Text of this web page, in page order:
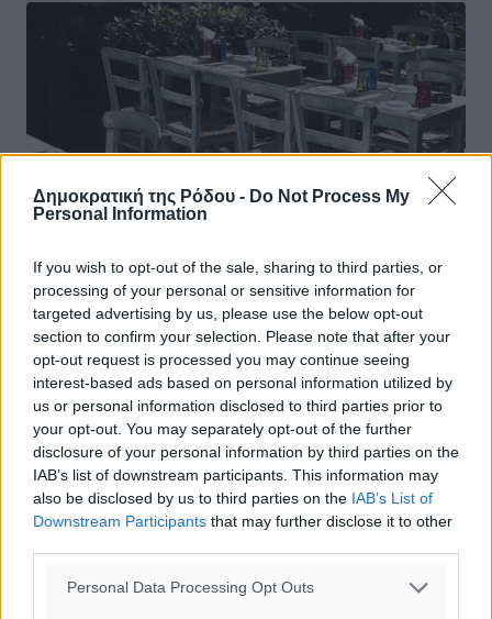
Δημοκρατική της Ρόδου - Do Not Process My
Personal Information
If you wish to opt-out of the sale, sharing to third parties, or
processing of your personal or sensitive information for
targeted advertising by us, please use the below opt-out
section to confirm your selection. Please note that after your
opt-out request is processed you may continue seeing
interest-based ads based on personal information utilized by
us or personal information disclosed to third parties prior to
your opt-out. You may separately opt-out of the further
disclosure of your personal information by third parties on the
IAB’s list of downstream participants. This information may
also be disclosed by us to third parties on the IAB’s List of
Downstream Participants that may further disclose it to other
Personal Data Processing Opt Outs
Σε κρίση εστίαση και εμπόριο:
Κώδωνας κινδύνου από τους φορείς
Στην εκπομπή «MEGA Σαββατοκύριακο» μίλησαν οι κ.κ.
Γιάννης Τσάκος, πρόεδρος Πανελλήνιας Τουριστικής
Ένωσης Εστιατόρων, και Γιώργος Καρανίκας, πρόεδρος
Εθνικής Συνομοσπονδίας ...